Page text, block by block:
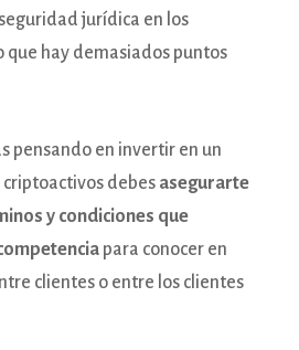
jurídica en los
que hay demasiados puntos
pensando en invertir en un
debes asegurarte
y condiciones que
para conocer en
clientes o entre los clientes